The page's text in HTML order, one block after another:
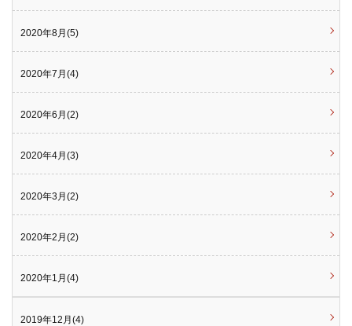
2020年8月(5)
2020年7月(4)
2020年6月(2)
2020年4月(3)
2020年3月(2)
2020年2月(2)
2020年1月(4)
2019年12月(4)